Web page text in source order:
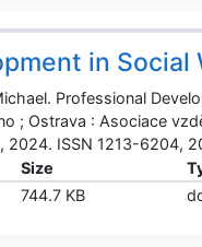
in Social
Professional
; Ostrava : Asociace
2024. ISSN 1213-6204,
Size
744.7 KB